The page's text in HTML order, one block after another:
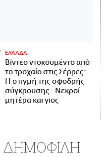
ΕΛΛΑΔΑ
Βίντεο ντοκουμέντο από
το τροχαίο στις Σέρρες:
Η στιγμή της σφοδρής
σύγκρουσης - Νεκροί
μητέρα και γιος
ΔΗΜΟΦΙΛΗ